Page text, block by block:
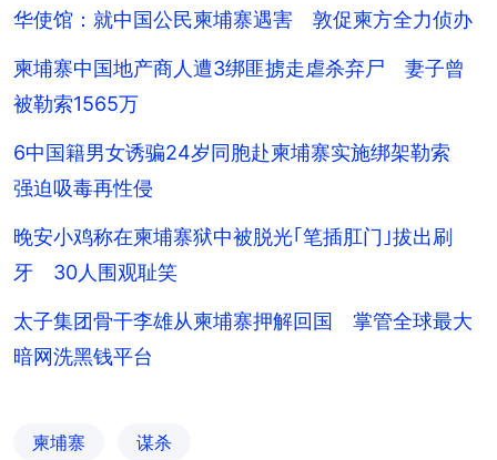
华使馆：就中国公民柬埔寨遇害 敦促柬方全力侦办
柬埔寨中国地产商人遭3绑匪掳走虐杀弃尸 妻子曾
被勒索1565万
6中国籍男女诱骗24岁同胞赴柬埔寨实施绑架勒索
强迫吸毒再性侵
晚安小鸡称在柬埔寨狱中被脱光｢笔插肛门｣拔出刷
牙 30人围观耻笑
太子集团骨干李雄从柬埔寨押解回国 掌管全球最大
暗网洗黑钱平台
柬埔寨 谋杀